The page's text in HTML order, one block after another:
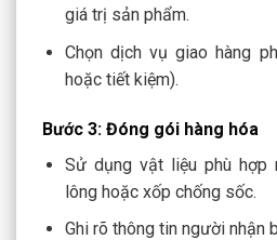
giá trị sản phẩm.
Chọn dịch vụ giao hàng
hoặc tiết kiệm).
Bước 3: Đóng gói hàng hóa
Sử dụng vật liệu phù hợp
lông hoặc xốp chống sốc.
Ghi rõ thông tin người nhận